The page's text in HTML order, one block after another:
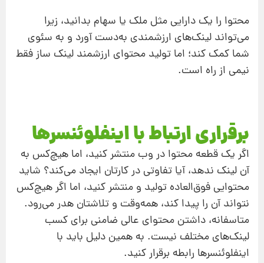
محتوا را یک دارایی مثل ملک یا سهام بدانید، زیرا
می‌تواند لینک‌های ارزشمندی به‌دست آورد و به سئوی
شما کمک کند؛ اما تولید محتوای ارزشمند لینک‌ ساز فقط
نیمی از راه است.
برقراری ارتباط با اینفلوئنسرها
اگر یک قطعه محتوا در وب منتشر کنید، اما هیچ‌کس به
آن لینک ندهد، آیا تفاوتی در کارتان ایجاد می‌کند؟ شاید
محتوایی فوق‌العاده تولید و منتشر کنید، اما اگر هیچ‌کس
نتواند آن را پیدا کند، همه‌وقت و تلاشتان هدر می‌رود.
متاسفانه، داشتن محتوای عالی ضامنی برای کسب
لینک‌های مختلف نیست. به همین دلیل باید با
اینفلوئنسرها رابطه برقرار کنید.